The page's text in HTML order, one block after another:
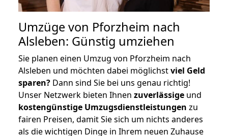
Umzüge von Pforzheim nach
Alsleben: Günstig umziehen
Sie planen einen Umzug von Pforzheim nach
Alsleben und möchten dabei möglichstviel Geld
sparen? Dann sind Sie bei uns genau richtig!
Unser Netzwerk bieten Ihnen zuverlässige und
kostengünstige Umzugsdienstleistungen zu
fairen Preisen, damit Sie sich um nichts anderes
als die wichtigen Dinge in Ihrem neuen Zuhause